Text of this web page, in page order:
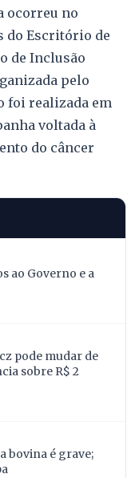
ocorreu no
do Escritório de
de Inclusão
pelo
foi realizada em
voltada à
do câncer
ao Governo e a
pode mudar de
sobre R$ 2
bovina é grave;